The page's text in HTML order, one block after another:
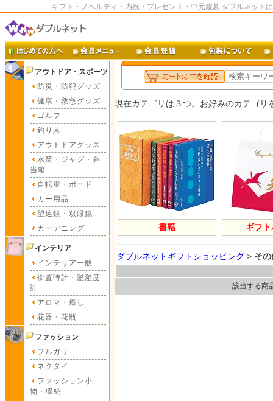
ギフト・ノベルティ・内祝・プレゼント・中元歳暮 ダブルネット
アウトドア・スポーツ
防災・防犯グッズ
健康・救急グッズ
ゴルフ
釣り具
アウトドアグッズ
水筒・ジャグ・弁
当箱
自転車・ボード
カー用品
望遠鏡・双眼鏡
ガーデニング
インテリア
インテリア一般
掛置時計・温湿度
計
アロマ・癒し
花器・花瓶
ファッション
ブルガリ
ネクタイ
ファッション小
物・収納
ダブルネットギフトショッピング > その
該当する商